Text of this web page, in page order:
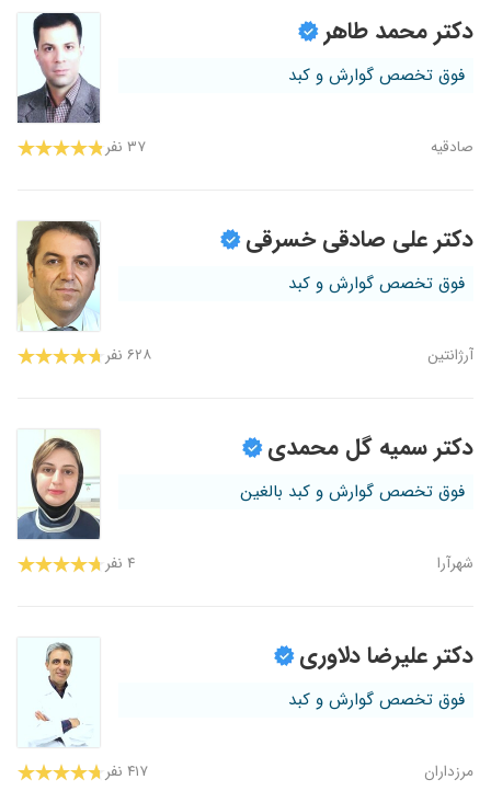
دکتر محمد طاهر
فوق تخصص گوارش و کبد
صادقیه ۳۷ نفر
دکتر علی صادقی خسرقی
فوق تخصص گوارش و کبد
آرژانتین ۶۲۸ نفر
دکتر سمیه گل محمدی
فوق تخصص گوارش و کبد بالغین
شهرآرا ۴ نفر
دکتر علیرضا دلاوری
فوق تخصص گوارش و کبد
مرزداران ۴۱۷ نفر